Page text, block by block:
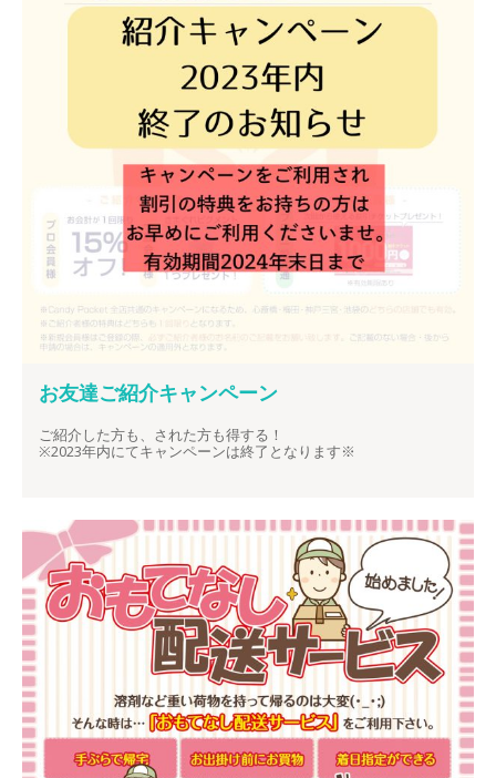
お友達ご紹介キャンペーン
ご紹介した方も、された方も得する！
※2023年内にてキャンペーンは終了となります※